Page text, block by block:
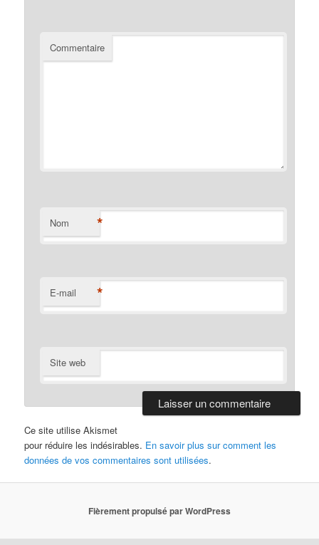
Commentaire
Nom *
E-mail *
Site web
Ce site utilise Akismet
pour réduire les indésirables. En savoir plus sur comment les
données de vos commentaires sont utilisées.
Fièrement propulsé par WordPress